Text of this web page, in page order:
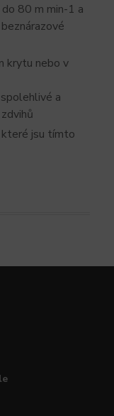
80 m min-1 a
krytu nebo v
a
které jsu tímto